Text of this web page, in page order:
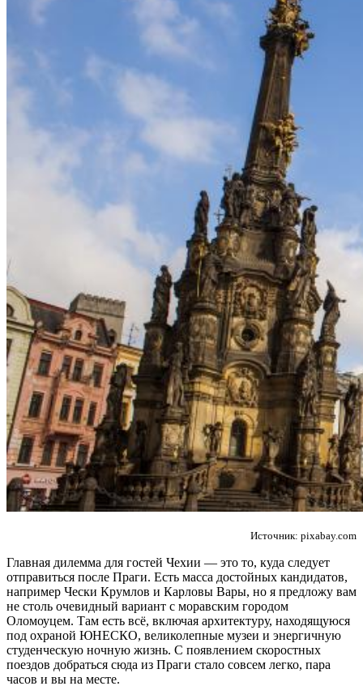
Источник: pixabay.com
Главная дилемма для гостей Чехии — это то, куда следует
отправиться после Праги. Есть масса достойных кандидатов,
например Чески Крумлов и Карловы Вары, но я предложу вам
не столь очевидный вариант с моравским городом
Оломоуцем. Там есть всё, включая архитектуру, находящуюся
под охраной ЮНЕСКО, великолепные музеи и энергичную
студенческую ночную жизнь. С появлением скоростных
поездов добраться сюда из Праги стало совсем легко, пара
часов и вы на месте.